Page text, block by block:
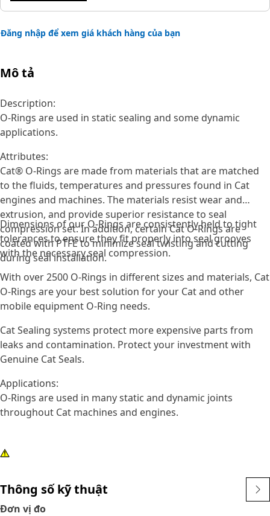
Đăng nhập để xem giá khách hàng của bạn
Mô tả
Description:
O-Rings are used in static sealing and some dynamic
applications.
Attributes:
Cat® O-Rings are made from materials that are matched
to the fluids, temperatures and pressures found in Cat
engines and machines. The materials resist wear and
extrusion, and provide superior resistance to seal
compression set. In addition, certain Cat O-Rings are
coated with PTFE to minimize seal twisting and cutting
during seal installation.
Dimensions of our O-Rings are consistently held to tight
tolerances to ensure they fit properly into seal grooves
with the necessary seal compression.
With over 2500 O-Rings in different sizes and materials, Cat
O-Rings are your best solution for your Cat and other
mobile equipment O-Ring needs.
Cat Sealing systems protect more expensive parts from
leaks and contamination. Protect your investment with
Genuine Cat Seals.
Applications:
O-Rings are used in many static and dynamic joints
throughout Cat machines and engines.
Thông số kỹ thuật
Đơn vị đo